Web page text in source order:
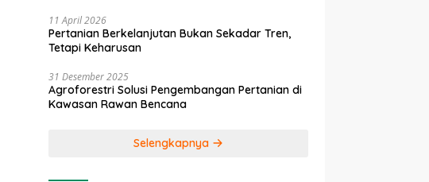
11 April 2026
Pertanian Berkelanjutan Bukan Sekadar Tren,
Tetapi Keharusan
31 Desember 2025
Agroforestri Solusi Pengembangan Pertanian di
Kawasan Rawan Bencana
Selengkapnya